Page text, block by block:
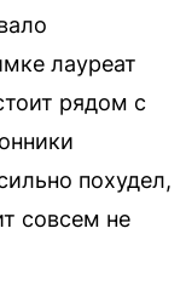
лауреат
рядом с
похудел,
совсем не